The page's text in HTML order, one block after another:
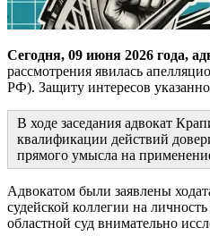
Сегодня, 09 июня 2026 года,
рассмотрения явилась
РФ). Защиту интересов
В ходе заседания адвокат
квалификации действий
прямого умысла на
Адвокатом были заявлены
судейской коллегии на
областной суд внимательно